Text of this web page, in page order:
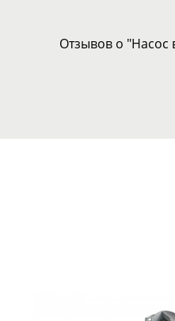
Отзывов о